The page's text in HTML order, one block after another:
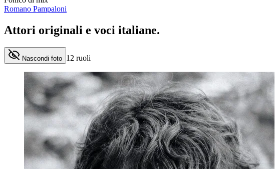
Romano Pampaloni
Attori originali e voci italiane.
Nascondi foto 12 ruoli